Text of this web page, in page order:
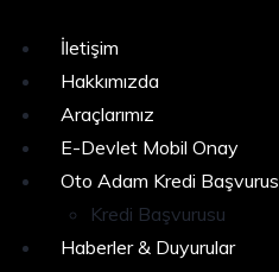
İletişim
Hakkımızda
Araçlarımız
E-Devlet Mobil Onay
Oto Adam Kredi
Kredi Başvurusu
Haberler & Duyurular